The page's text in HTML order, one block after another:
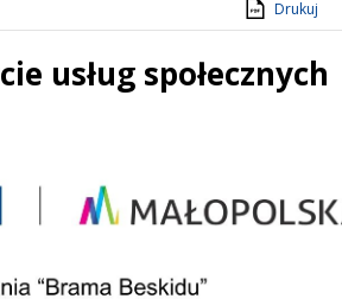
Drukuj
usług społecznych